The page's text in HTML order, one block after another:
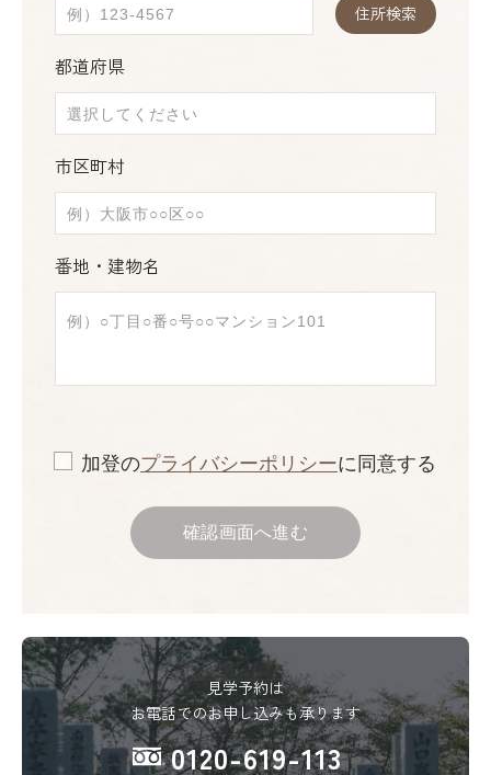
住所検索
都道府県
市区町村
番地・建物名
加登のプライバシーポリシーに同意する
確認画面へ進む
見学予約は
お電話でのお申し込みも承ります
0120-619-113